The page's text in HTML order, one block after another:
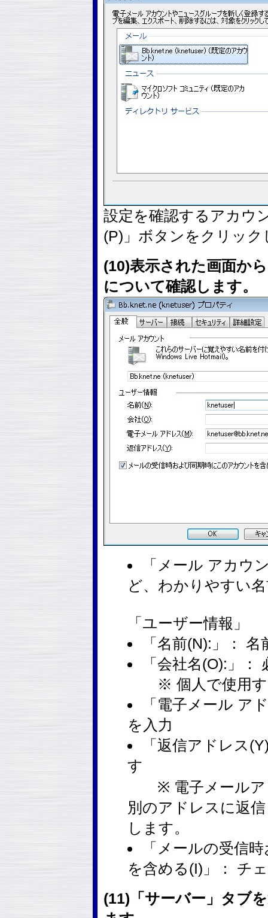
設定を確認するアカウ
(P)」ボタンをクリック
(10)表示された画面か
について確認します。
「メール アカウ
ど、わかりやすい
「ユーザー情報」
「名前(N):」：
「会社名(O):」
※ 個人で使用す
「電子メール ア
を入力
「返信アドレス
す
※ 電子メールア
別のアドレスに返
します。
「メールの受信
を含める(I)」： チ
(11)「サーバー」タブ